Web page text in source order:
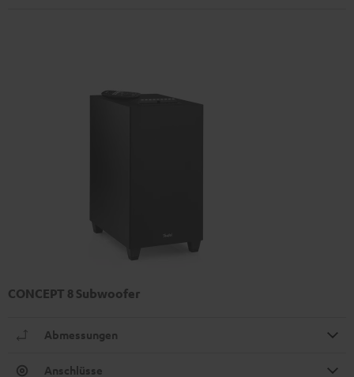
CONCEPT 8 Subwoofer
Abmessungen
Anschlüsse